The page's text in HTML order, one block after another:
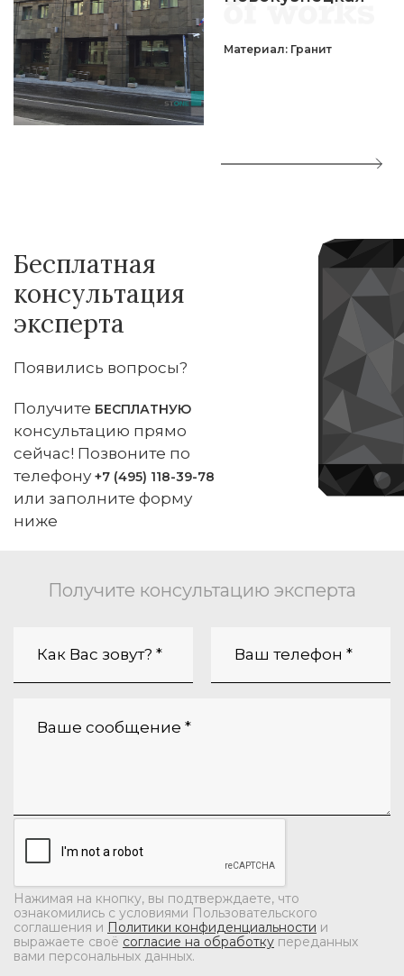
Материал: Гранит
Бесплатная
консультация
эксперта
Появились вопросы?
Получите БЕСПЛАТНУЮ
консультацию прямо
сейчас! Позвоните по
телефону +7 (495) 118-39-78
или заполните форму
ниже
Получите консультацию эксперта
Нажимая на кнопку, вы подтверждаете, что
ознакомились с условиями Пользовательского
соглашения и Политики конфиденциальности и
выражаете своё согласие на обработкупереданных
вами персональных данных.